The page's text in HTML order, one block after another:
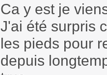
Ca y est je
J'ai été surpris
les pieds pour
depuis